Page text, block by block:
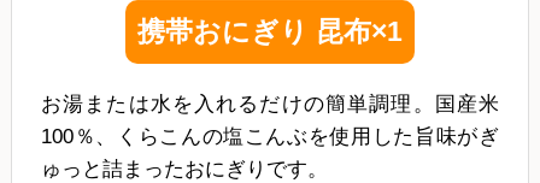
携帯おにぎり 昆布×1
お湯または水を入れるだけの簡単調理。国産米
100％、くらこんの塩こんぶを使用した旨味がぎ
ゅっと詰まったおにぎりです。